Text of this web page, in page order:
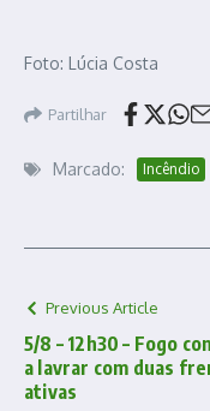
Foto: Lúcia Costa
Partilhar
Marcado: Incêndio
Previous Article
5/8 – 12h30 – Fogo
a lavrar com duas
ativas